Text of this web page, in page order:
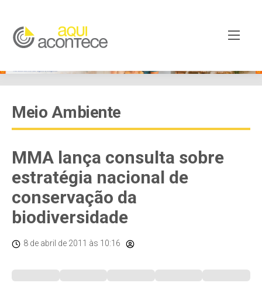
Meio Ambiente
MMA lança consulta sobre
estratégia nacional de
conservação da
biodiversidade
8 de abril de 2011 às 10:16